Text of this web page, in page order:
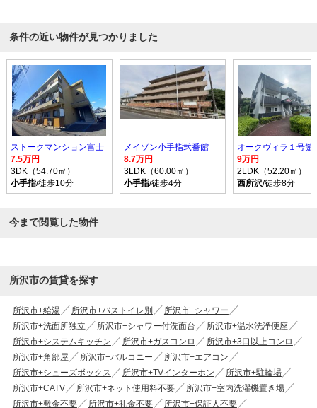
条件の近い物件が見つかりました
ストークマンション富士
7.5万円
3DK（54.70㎡）
小手指/徒歩10分
メイゾン小手指弐番館
8.7万円
3LDK（60.00㎡）
小手指/徒歩4分
オークヴィラ１号館
9万円
2LDK（52.20㎡）
西所沢/徒歩8分
今まで閲覧した物件
所沢市の賃貸を探す
所沢市+給湯 所沢市+バストイレ別
所沢市+シャワー
所沢市+洗面所独立
所沢市+シャワー付洗面台
所沢市+温水洗浄便座
所沢市+システムキッチン
所沢市+ガスコンロ
所沢市+3口以上コンロ
所沢市+角部屋
所沢市+バルコニー
所沢市+エアコン
所沢市+シューズボックス
所沢市+TVインターホン
所沢市+駐輪場
所沢市+CATV
所沢市+ネット使用料不要
所沢市+室内洗濯機置き場
所沢市+敷金不要
所沢市+礼金不要
所沢市+保証人不要